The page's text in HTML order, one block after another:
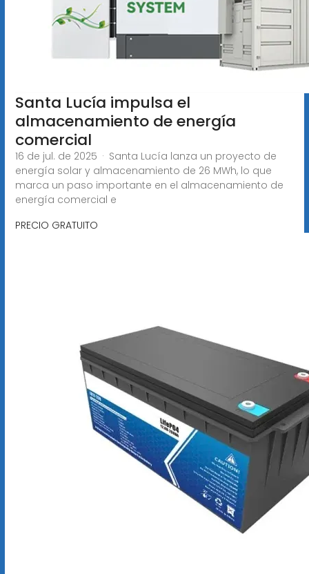
Santa Lucía impulsa el
almacenamiento de energía
comercial
16 de jul. de 2025 · Santa Lucía lanza un proyecto de
energía solar y almacenamiento de 26 MWh, lo que
marca un paso importante en el almacenamiento de
energía comercial e
PRECIO GRATUITO